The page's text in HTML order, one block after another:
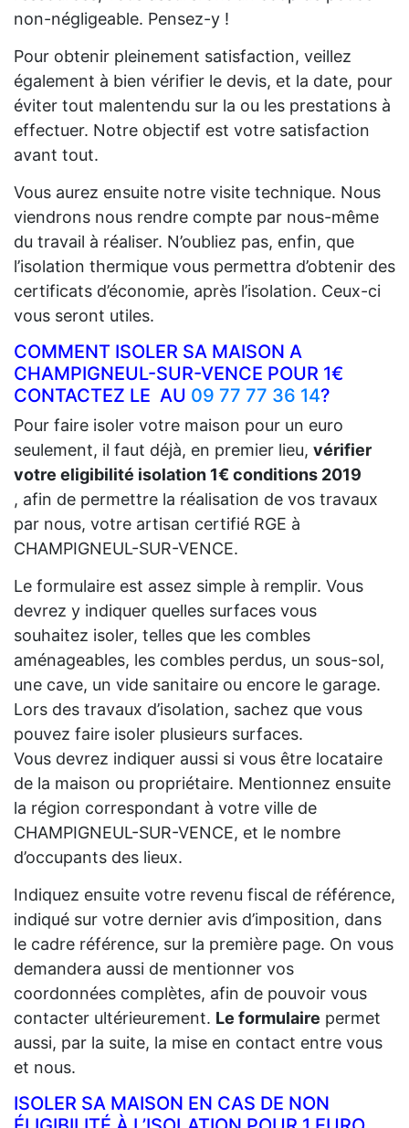
non-négligeable. Pensez-y !
Pour obtenir pleinement satisfaction, veillez
également à bien vérifier le devis, et la date, pour
éviter tout malentendu sur la ou les prestations à
effectuer. Notre objectif est votre satisfaction
avant tout.
Vous aurez ensuite notre visite technique. Nous
viendrons nous rendre compte par nous-même
du travail à réaliser. N’oubliez pas, enfin, que
l’isolation thermique vous permettra d’obtenir des
certificats d’économie, après l’isolation. Ceux-ci
vous seront utiles.
COMMENT ISOLER SA MAISON A
CHAMPIGNEUL-SUR-VENCE POUR 1€
CONTACTEZ LE AU 09 77 77 36 14?
Pour faire isoler votre maison pour un euro
seulement, il faut déjà, en premier lieu, vérifier
votre eligibilité isolation 1€ conditions 2019
, afin de permettre la réalisation de vos travaux
par nous, votre artisan certifié RGE à
CHAMPIGNEUL-SUR-VENCE.
Le formulaire est assez simple à remplir. Vous
devrez y indiquer quelles surfaces vous
souhaitez isoler, telles que les combles
aménageables, les combles perdus, un sous-sol,
une cave, un vide sanitaire ou encore le garage.
Lors des travaux d’isolation, sachez que vous
pouvez faire isoler plusieurs surfaces.
Vous devrez indiquer aussi si vous être locataire
de la maison ou propriétaire. Mentionnez ensuite
la région correspondant à votre ville de
CHAMPIGNEUL-SUR-VENCE, et le nombre
d’occupants des lieux.
Indiquez ensuite votre revenu fiscal de référence,
indiqué sur votre dernier avis d’imposition, dans
le cadre référence, sur la première page. On vous
demandera aussi de mentionner vos
coordonnées complètes, afin de pouvoir vous
contacter ultérieurement. Le formulaire permet
aussi, par la suite, la mise en contact entre vous
et nous.
ISOLER SA MAISON EN CAS DE NON